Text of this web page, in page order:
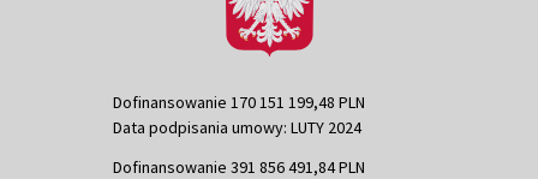
Dofinansowanie 170 151 199,48 PLN
Data podpisania umowy: LUTY 2024
Dofinansowanie 391 856 491,84 PLN